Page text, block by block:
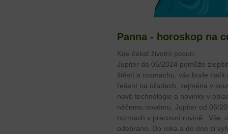
Panna - horoskop na
Kde čekat životní posun:
Jupiter do 05/2024 pomůže
štěstí a rozmachu, vás bude
řešení na úřadech, zejména v
nové technologie a novinky v
něčemu novému. Jupiter od 05/
rozmach v pracovní rovině. Vše,
odebráno. Do roka a do dne si